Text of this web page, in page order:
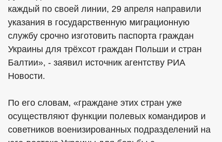
каждый по своей линии, 29 апреля направили
указания в государственную миграционную
службу срочно изготовить паспорта граждан
Украины для трёхсот граждан Польши и стран
Балтии», - заявил источник агентству РИА
Новости.
По его словам, «граждане этих стран уже
осуществляют функции полевых командиров и
советников военизированных подразделений на